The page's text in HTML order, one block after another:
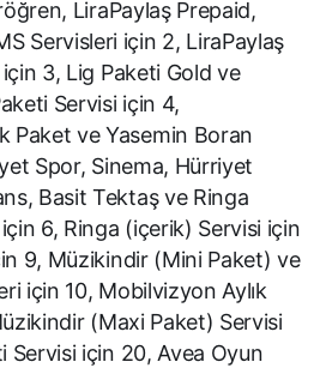
LiraPaylaş Prepaid,
Servisleri için 2, LiraPaylaş
3, Lig Paketi Gold ve
Servisi için 4,
Paket ve Yasemin Boran
Spor, Sinema, Hürriyet
Basit Tektaş ve Ringa
6, Ringa (içerik) Servisi için
9, Müzikindir (Mini Paket) ve
için 10, Mobilvizyon Aylık
(Maxi Paket) Servisi
Servisi için 20, Avea Oyun